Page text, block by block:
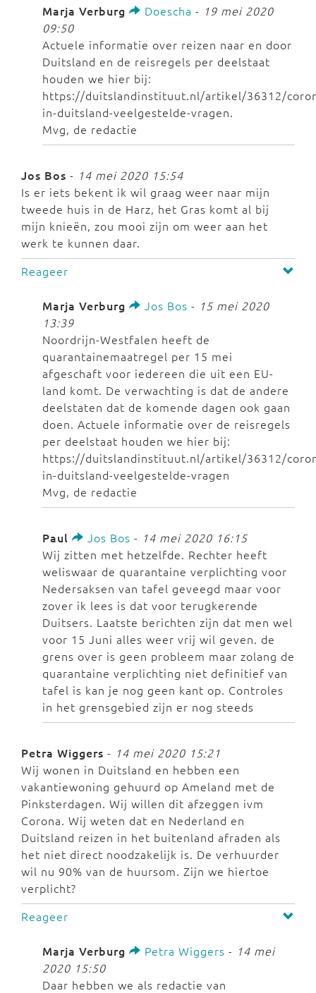
Marja Verburg Doescha - 19 mei 2020
09:50
Actuele informatie over reizen naar en door
Duitsland en de reisregels per deelstaat
houden we hier bij:
https://duitslandinstituut.nl/artikel/36312/
in-duitsland-veelgestelde-vragen.
Mvg, de redactie
Jos Bos - 14 mei 2020 15:54
Is er iets bekent ik wil graag weer naar mijn
tweede huis in de Harz, het Gras komt al bij
mijn knieën, zou mooi zijn om weer aan het
werk te kunnen daar.
Reageer
Marja Verburg Jos Bos - 15 mei 2020
13:39
Noordrijn-Westfalen heeft de
quarantainemaatregel per 15 mei
afgeschaft voor iedereen die uit een EU-
land komt. De verwachting is dat de andere
deelstaten dat de komende dagen ook gaan
doen. Actuele informatie over de reisregels
per deelstaat houden we hier bij:
https://duitslandinstituut.nl/artikel/36312/
in-duitsland-veelgestelde-vragen
Mvg, de redactie
Paul Jos Bos - 14 mei 2020 16:15
Wij zitten met hetzelfde. Rechter heeft
weliswaar de quarantaine verplichting voor
Nedersaksen van tafel geveegd maar voor
zover ik lees is dat voor terugkerende
Duitsers. Laatste berichten zijn dat men wel
voor 15 Juni alles weer vrij wil geven. de
grens over is geen probleem maar zolang de
quarantaine verplichting niet definitief van
tafel is kan je nog geen kant op. Controles
in het grensgebied zijn er nog steeds
Petra Wiggers - 14 mei 2020 15:21
Wij wonen in Duitsland en hebben een
vakantiewoning gehuurd op Ameland met de
Pinksterdagen. Wij willen dit afzeggen ivm
Corona. Wij weten dat en Nederland en
Duitsland reizen in het buitenland afraden als
het niet direct noodzakelijk is. De verhuurder
wil nu 90% van de huursom. Zijn we hiertoe
verplicht?
Reageer
Marja Verburg Petra Wiggers - 14 mei
2020 15:50
Daar hebben we als redactie van